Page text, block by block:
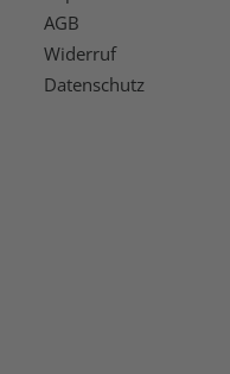
AGB
Widerruf
Datenschutz